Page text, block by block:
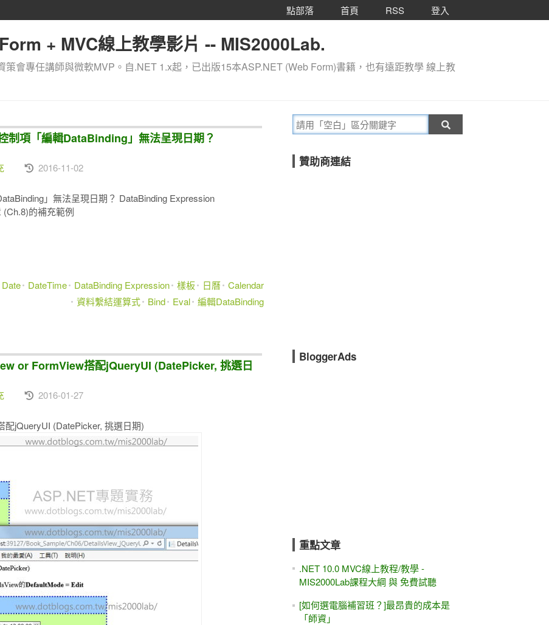
點部落 首頁 RSS 登入
+ MVC線上教學影片 -- MIS2000Lab.
會專任講師與微軟MVP。自.NET 1.x起，已出版15本ASP.NET (Web Form)書籍，也有遠距教學 線上教
制項「編輯DataBinding」無法呈現日期？
2016-11-02
」無法呈現日期？ DataBinding Expression
的補充範例
Date DateTime DataBinding Expression 樣板 日曆 Calendar
資料繫結運算式
Bind Eval 編輯DataBinding
or FormView搭配jQueryUI (DatePicker, 挑選日
2016-01-27
配jQueryUI (DatePicker, 挑選日期)
贊助商連結
BloggerAds
重點文章
.NET 10.0 MVC線上教程/教學 -
MIS2000Lab課程大綱 與 免費試聽
[如何選電腦補習班？]最昂貴的成本是
「師資」